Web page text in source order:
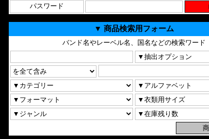
パスワード
▼ 商品検索用フォーム
バンド名やレーベル名、国名などの検索ワード